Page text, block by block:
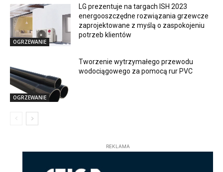
OGRZEWANIE
LG prezentuje na targach ISH 2023
energooszczędne rozwiązania grzewcze
zaprojektowane z myślą o zaspokojeniu
potrzeb klientów
OGRZEWANIE
Tworzenie wytrzymałego przewodu
wodociągowego za pomocą rur PVC
REKLAMA